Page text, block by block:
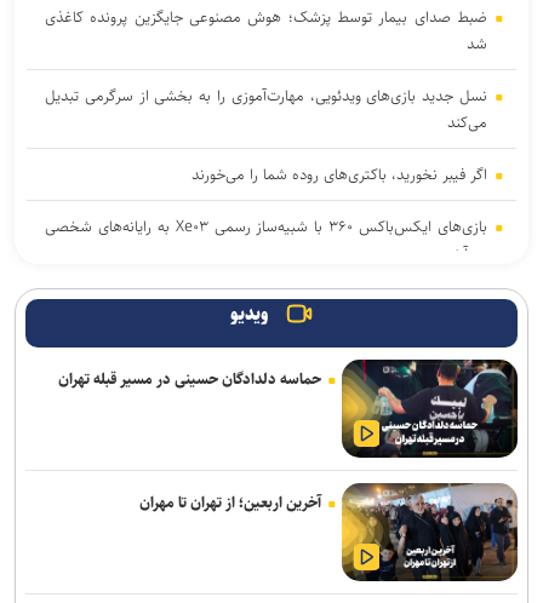
ضبط صدای بیمار توسط پزشک؛ هوش مصنوعی جایگزین پرونده کاغذی
شد
نسل جدید بازی‌های ویدئویی، مهارت‌آموزی را به بخشی از سرگرمی تبدیل
می‌کند
اگر فیبر نخورید، باکتری‌های روده شما را می‌خورند
بازی‌های ایکس‌باکس ۳۶۰ با شبیه‌ساز رسمی Xe۰۳ به رایانه‌های شخصی
می‌آیند
۶ روستای شمال آذربایجان غربی به اینترنت پرسرعت متصل شدند
اطلاعات تیم‌های برگزیده جشنواره «ایما» برای ارتباط با صنعت و
سرمایه‌گذاران منتشر می‌شود
قیمت ایکس‌باکس سری ایکس در اروپا به رکورد بی‌سابقه ۷۹۹ یورو رسید
۳ بازی جدید گیم‌پس ایکس‌باکس با استقبال بی‌نظیر کاربران روبه‌رو
شدند
می‌کند
ویدیو
حماسه دلدادگان حسینی در مسیر قبله تهران
آخرین اربعین؛ از تهران تا مهران